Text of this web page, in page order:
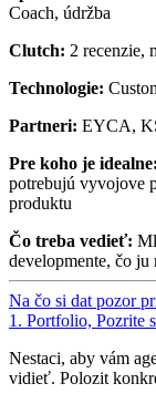
Coach, údržba
Clutch: 2 recenzie,
Technologie:
Partneri: EYCA,
Pre koho je idealne:
potrebujú vyvojove
produktu
Čo treba vedieť:
developmente, čo
Na čo si dat pozor
1. Portfolio, Pozrite
Nestaci, aby vám
vidieť. Polozit